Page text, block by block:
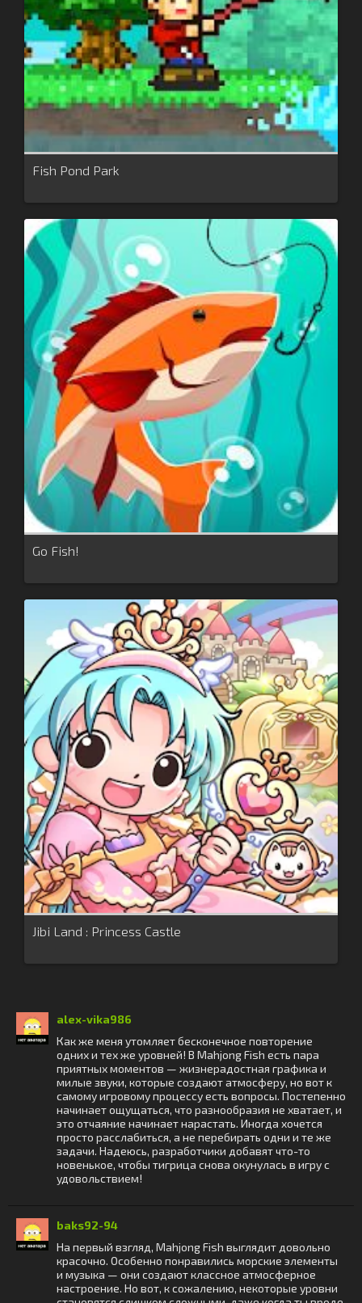
Fish Pond Park
Go Fish!
Jibi Land : Princess Castle
alex-vika986
Как же меня утомляет бесконечное повторение
одних и тех же уровней! В Mahjong Fish есть пара
приятных моментов — жизнерадостная графика и
милые звуки, которые создают атмосферу, но вот к
самому игровому процессу есть вопросы. Постепенно
начинает ощущаться, что разнообразия не хватает, и
это отчаяние начинает нарастать. Иногда хочется
просто расслабиться, а не перебирать одни и те же
задачи. Надеюсь, разработчики добавят что-то
новенькое, чтобы тигрица снова окунулась в игру с
удовольствием!
baks92-94
На первый взгляд, Mahjong Fish выглядит довольно
красочно. Особенно понравились морские элементы
и музыка — они создают классное атмосферное
настроение. Но вот, к сожалению, некоторые уровни